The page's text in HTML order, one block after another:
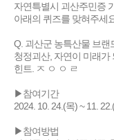
자연특별시 괴산주민증
아래의 퀴즈를 맞혀주세
Q. 괴산군 농특산물 브
청정괴산, 자연이 미래가
힌트. ㅈ ㅇ ㅇ ㄹ
▶참여기간
2024. 10. 24.(목) ~ 11.
▶​참여방법